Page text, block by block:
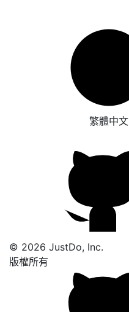
繁體中文
© 2026 JustDo, Inc.
版權所有